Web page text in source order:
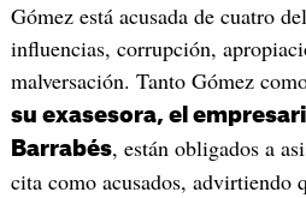
Gómez está acusada de cuatro
influencias, corrupción,
malversación. Tanto Gómez
su exasesora, el
Barrabés, están obligados a
cita como acusados, advirtiendo